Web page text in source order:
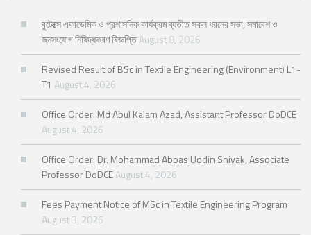
বুটেক্সে একাডেমিক ও প্রশাসনিক কার্যক্রম ব্যতীত সকল ধরনের সভা, সমাবেশ ও
জনসংযোগ নিষিদ্ধকরণ বিজ্ঞপ্তিAugust 8, 2026
Revised Result of BSc in Textile Engineering (Environment) L1-
T1 August 4, 2026
Office Order: Md Abul Kalam Azad, Assistant Professor DoDCE
August 4, 2026
Office Order: Dr. Mohammad Abbas Uddin Shiyak, Associate
Professor DoDCEAugust 4, 2026
Fees Payment Notice of MSc in Textile Engineering Program
August 3, 2026